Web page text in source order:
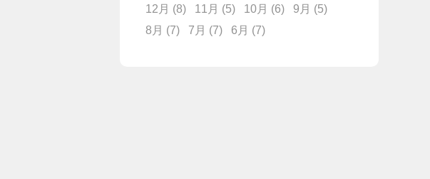
12月 (8) 11月 (5) 10月 (6) 9月 (5)
8月 (7) 7月 (7) 6月 (7)